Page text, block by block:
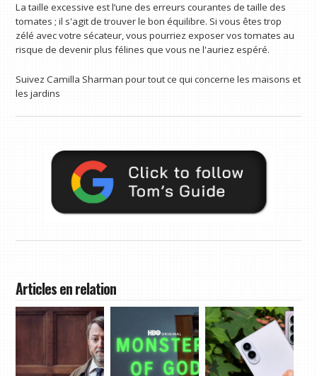
La taille excessive est l’une des erreurs courantes de taille des
tomates ; il s'agit de trouver le bon équilibre. Si vous êtes trop
zélé avec votre sécateur, vous pourriez exposer vos tomates au
risque de devenir plus félines que vous ne l'auriez espéré.
Suivez Camilla Sharman pour tout ce qui concerne les maisons et
les jardins
Articles en relation